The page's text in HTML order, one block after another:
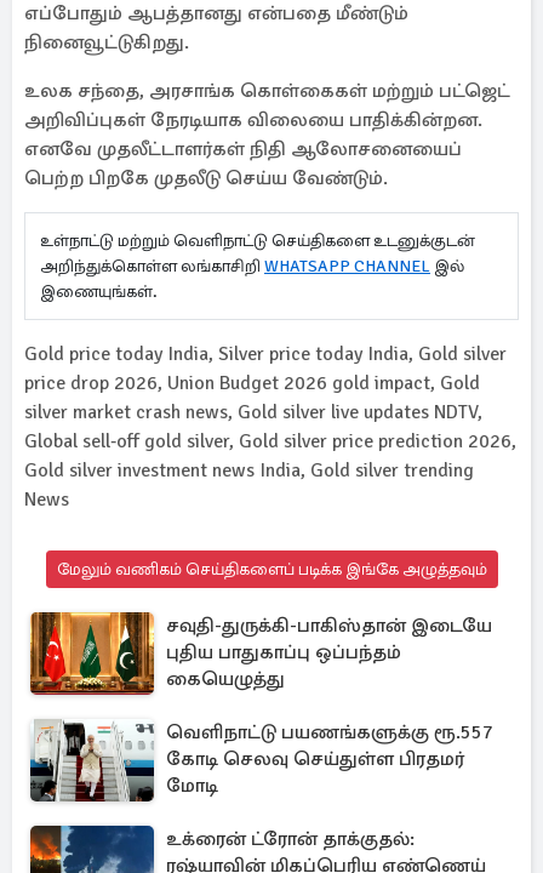
எப்போதும் ஆபத்தானது என்பதை மீண்டும்
நினைவூட்டுகிறது.
உலக சந்தை, அரசாங்க கொள்கைகள் மற்றும் பட்ஜெட்
அறிவிப்புகள் நேரடியாக விலையை பாதிக்கின்றன.
எனவே முதலீட்டாளர்கள் நிதி ஆலோசனையைப்
பெற்ற பிறகே முதலீடு செய்ய வேண்டும்.
உள்நாட்டு மற்றும் வெளிநாட்டு செய்திகளை உடனுக்குடன்
அறிந்துக்கொள்ள லங்காசிறி WHATSAPP CHANNEL இல்
இணையுங்கள்.
Gold price today India, Silver price today India, Gold silver
price drop 2026, Union Budget 2026 gold impact, Gold
silver market crash news, Gold silver live updates NDTV,
Global sell‑off gold silver, Gold silver price prediction 2026,
Gold silver investment news India, Gold silver trending
News
மேலும் வணிகம் செய்திகளைப் படிக்க இங்கே அழுத்தவும்
சவுதி-துருக்கி-பாகிஸ்தான் இடையே
புதிய பாதுகாப்பு ஒப்பந்தம்
கையெழுத்து
வெளிநாட்டு பயணங்களுக்கு ரூ.557
கோடி செலவு செய்துள்ள பிரதமர்
மோடி
உக்ரைன் ட்ரோன் தாக்குதல்:
ரஷ்யாவின் மிகப்பெரிய எண்ணெய்